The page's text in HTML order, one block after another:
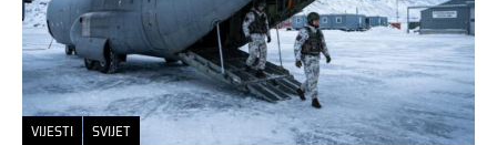
VIJESTI SVIJET